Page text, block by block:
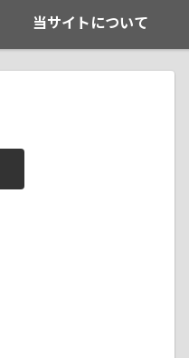
当サイトについて